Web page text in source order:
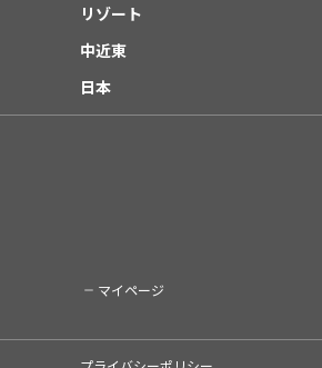
リゾート
中近東
日本
マイページ